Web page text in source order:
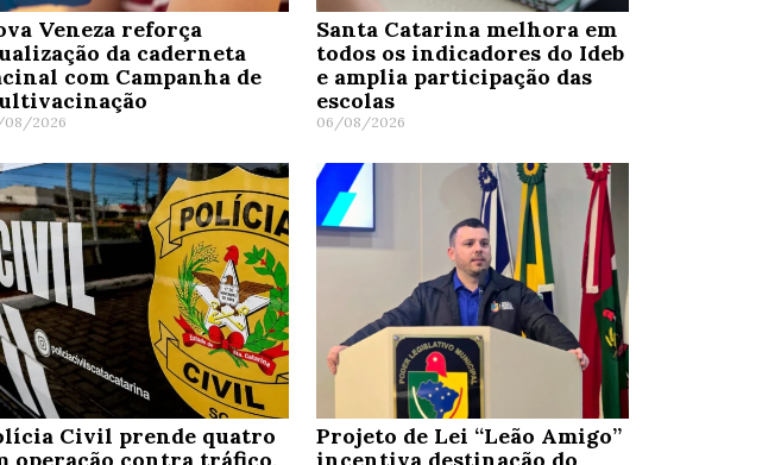
Veneza reforça
da caderneta
com Campanha de
2026
Santa Catarina melhora em
todos os indicadores do Ideb
e amplia participação das
escolas
06/08/2026
Civil prende quatro
Projeto de Lei “Leão Amigo”